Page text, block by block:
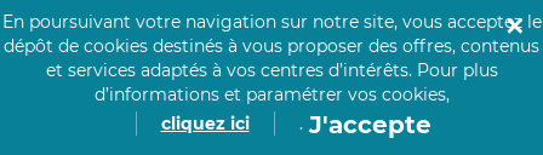
Vie Privée
PAIEMENT SÉCURISÉ
En poursuivant votre navigation sur notre site, vous acceptez le
dépôt de cookies destinés à vous proposer des offres, contenus
et services adaptés à vos centres d’intérêts. Pour plus
d’informations et paramétrer vos cookies,
cliquez ici
. J'accepte
✕